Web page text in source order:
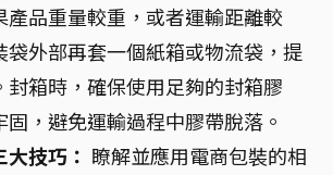
產品重量較重，或者運輸距離較
袋外部再套一個紙箱或物流袋，提
封箱時，確保使用足夠的封箱膠
，避免運輸過程中膠帶脫落。
技巧： 瞭解並應用電商包裝的相